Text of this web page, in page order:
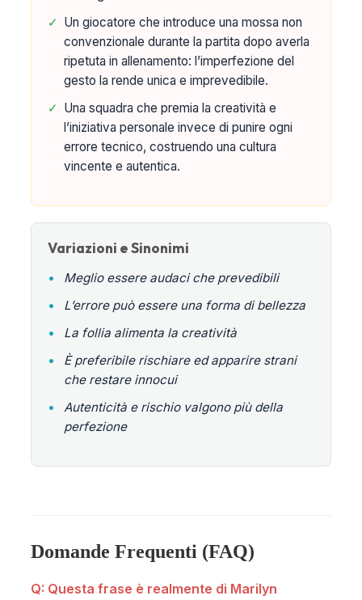
✓ Un giocatore che introduce una mossa non
convenzionale durante la partita dopo averla
ripetuta in allenamento: l’imperfezione del
gesto la rende unica e imprevedibile.
✓ Una squadra che premia la creatività e
l’iniziativa personale invece di punire ogni
errore tecnico, costruendo una cultura
vincente e autentica.
Variazioni e Sinonimi
•
Meglio essere audaci che prevedibili
•
L’errore può essere una forma di bellezza
•
La follia alimenta la creatività
•
È preferibile rischiare ed apparire strani
che restare innocui
•
Autenticità e rischio valgono più della
perfezione
Domande Frequenti (FAQ)
Q: Questa frase è realmente di Marilyn